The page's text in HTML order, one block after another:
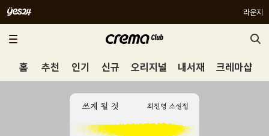
라운지
홈 추천 인기 신규 오리지널 내서재 크레마샵